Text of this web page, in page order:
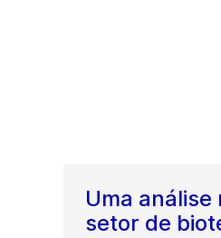
Uma análise
setor de